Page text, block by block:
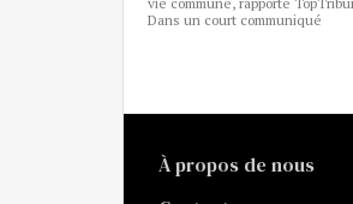
Dans un court communiqué
À propos de nous